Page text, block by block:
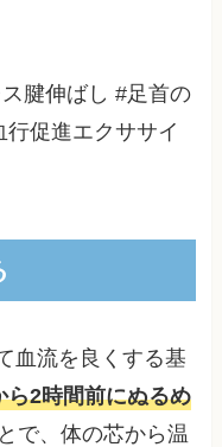
腱伸ばし #足首の
促進エクササイ
血流を良くする基
ら2時間前にぬるめ
で、体の芯から温